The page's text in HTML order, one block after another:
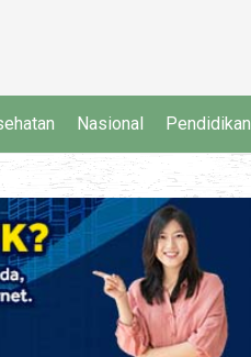
Nasional Pendidikan